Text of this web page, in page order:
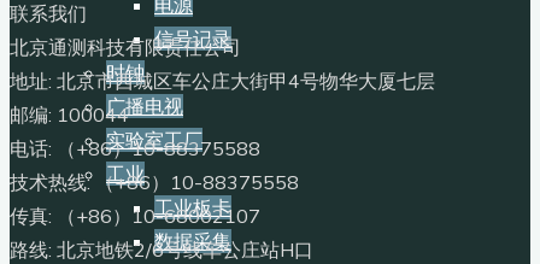
电源
信号记录
时钟
广播电视
实验室工厂
工业
工业板卡
数据采集
联系我们
北京通测科技有限责任公司
地址: 北京市西城区车公庄大街甲4号物华大厦七层
邮编: 100044
电话: （+86）10-88375588
技术热线: （+86）10-88375558
传真: （+86）10-68002107
路线: 北京地铁2/6号线车公庄站H口